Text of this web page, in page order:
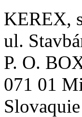
KEREX,
ul.
P. O.
071 01
Slovaquie